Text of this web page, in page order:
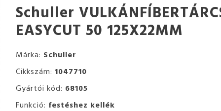
Schuller
EASYCUT 50 125X22MM
Márka: Schuller
Cikkszám:1047710
Gyártói kód: 68105
Funkció: festéshez kellék